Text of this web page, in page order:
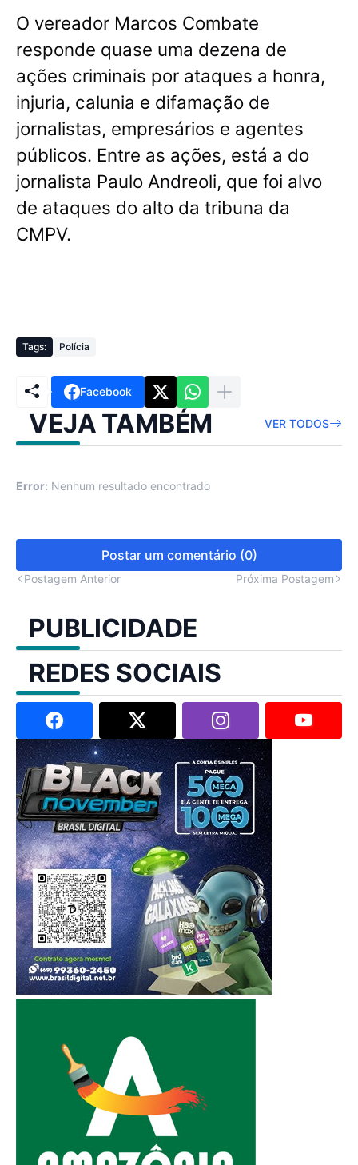
O vereador Marcos Combate
responde quase uma dezena de
ações criminais por ataques a honra,
injuria, calunia e difamação de
jornalistas, empresários e agentes
públicos. Entre as ações, está a do
jornalista Paulo Andreoli, que foi alvo
de ataques do alto da tribuna da
CMPV.
Tags: Polícia
Facebook
VEJA TAMBÉM VER TODOS
Error: Nenhum resultado encontrado
Postar um comentário (0)
Postagem Anterior Próxima Postagem
PUBLICIDADE
REDES SOCIAIS